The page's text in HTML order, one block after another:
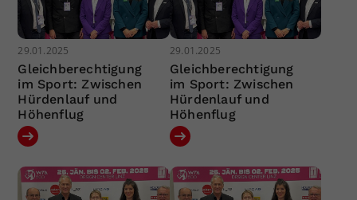
29.01.2025
Gleichberechtigung
im Sport: Zwischen
Hürdenlauf und
Höhenflug
29.01.2025
Gleichberechtigung
im Sport: Zwischen
Hürdenlauf und
Höhenflug